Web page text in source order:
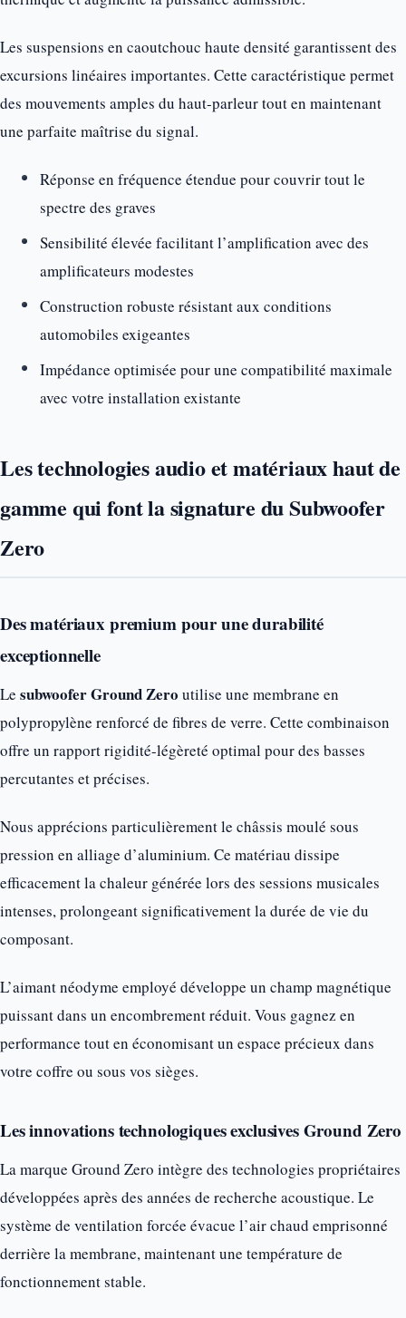
Les suspensions en caoutchouc haute densité garantissent des
excursions linéaires importantes. Cette caractéristique permet
des mouvements amples du haut-parleur tout en maintenant
une parfaite maîtrise du signal.
Réponse en fréquence étendue pour couvrir tout le
spectre des graves
Sensibilité élevée facilitant l’amplification avec des
amplificateurs modestes
Construction robuste résistant aux conditions
automobiles exigeantes
Impédance optimisée pour une compatibilité maximale
avec votre installation existante
Les technologies audio et matériaux haut de
gamme qui font la signature du Subwoofer
Zero
Des matériaux premium pour une durabilité
exceptionnelle
Le subwoofer Ground Zero utilise une membrane en
polypropylène renforcé de fibres de verre. Cette combinaison
offre un rapport rigidité-légèreté optimal pour des basses
percutantes et précises.
Nous apprécions particulièrement le châssis moulé sous
pression en alliage d’aluminium. Ce matériau dissipe
efficacement la chaleur générée lors des sessions musicales
intenses, prolongeant significativement la durée de vie du
composant.
L’aimant néodyme employé développe un champ magnétique
puissant dans un encombrement réduit. Vous gagnez en
performance tout en économisant un espace précieux dans
votre coffre ou sous vos sièges.
Les innovations technologiques exclusives Ground Zero
La marque Ground Zero intègre des technologies propriétaires
développées après des années de recherche acoustique. Le
système de ventilation forcée évacue l’air chaud emprisonné
derrière la membrane, maintenant une température de
fonctionnement stable.